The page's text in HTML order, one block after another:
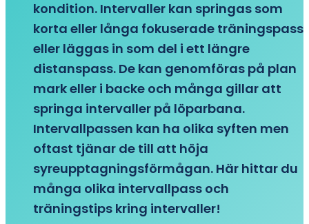
kondition. Intervaller kan springas som
korta eller långa fokuserade träningspass
eller läggas in som del i ett längre
distanspass. De kan genomföras på plan
mark eller i backe och många gillar att
springa intervaller på löparbana.
Intervallpassen kan ha olika syften men
oftast tjänar de till att höja
syreupptagningsförmågan. Här hittar du
många olika intervallpass och
träningstips kring intervaller!